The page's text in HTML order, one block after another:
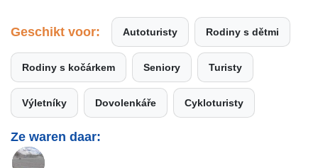
Geschikt voor: Autoturisty Rodiny s dětmi
Rodiny s kočárkem Seniory Turisty
Výletníky Dovolenkáře Cykloturisty
Ze waren daar: